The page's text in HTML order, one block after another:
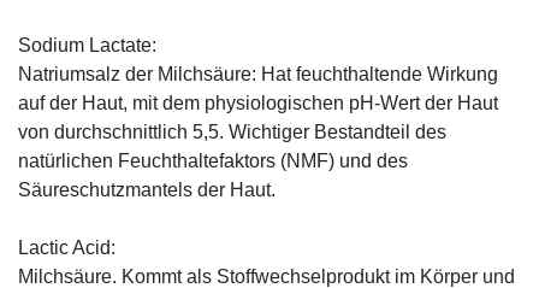
Sodium Lactate:
Natriumsalz der Milchsäure: Hat feuchthaltende Wirkung
auf der Haut, mit dem physiologischen pH-Wert der Haut
von durchschnittlich 5,5. Wichtiger Bestandteil des
natürlichen Feuchthaltefaktors (NMF) und des
Säureschutzmantels der Haut.
Lactic Acid:
Milchsäure. Kommt als Stoffwechselprodukt im Körper und